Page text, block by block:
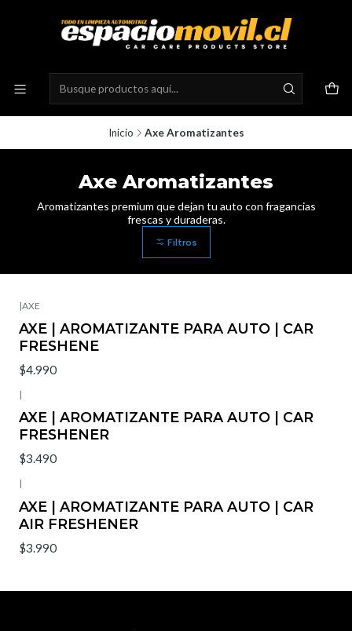
Inicio Axe Aromatizantes
Axe Aromatizantes
Aromatizantes premium que dejan tu auto con fragancias
frescas y duraderas.
Filtros
|AXE
AXE | AROMATIZANTE PARA AUTO | CAR
FRESHENE
$4.990
|
AXE | AROMATIZANTE PARA AUTO | CAR
FRESHENER
$3.490
|
AXE | AROMATIZANTE PARA AUTO | CAR
AIR FRESHENER
$3.990